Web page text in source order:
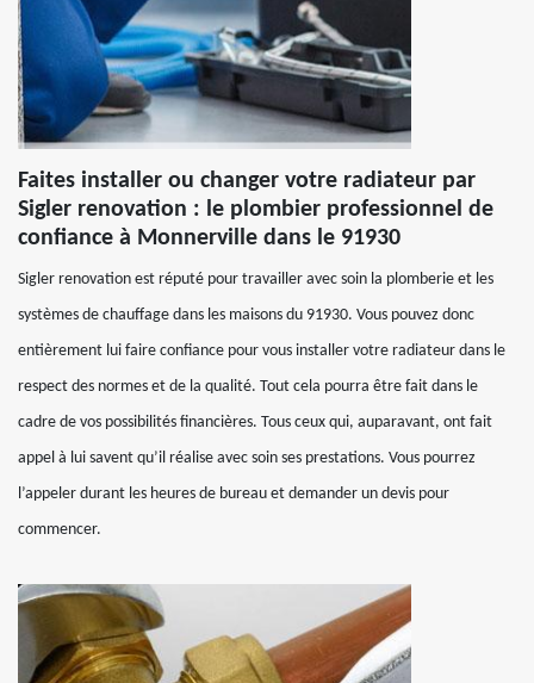
Faites installer ou changer votre radiateur par
Sigler renovation : le plombier professionnel de
confiance à Monnerville dans le 91930
Sigler renovation est réputé pour travailler avec soin la plomberie et les
systèmes de chauffage dans les maisons du 91930. Vous pouvez donc
entièrement lui faire confiance pour vous installer votre radiateur dans le
respect des normes et de la qualité. Tout cela pourra être fait dans le
cadre de vos possibilités financières. Tous ceux qui, auparavant, ont fait
appel à lui savent qu’il réalise avec soin ses prestations. Vous pourrez
l’appeler durant les heures de bureau et demander un devis pour
commencer.